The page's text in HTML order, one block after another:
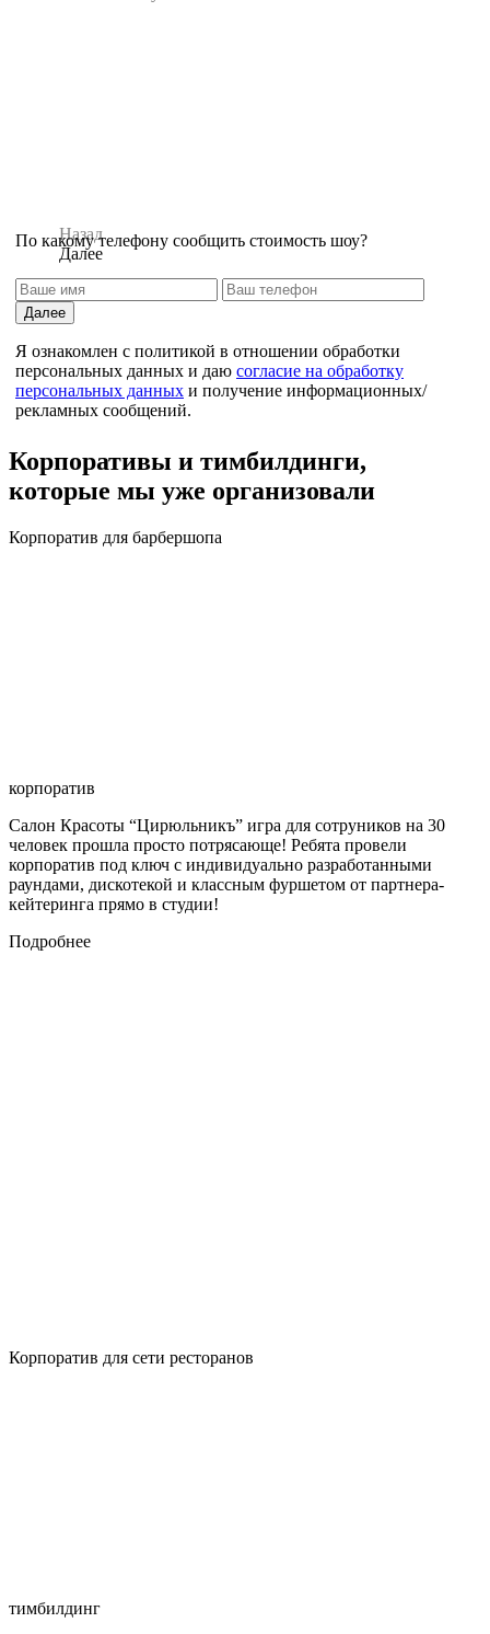
Назад
Далее
По какому телефону сообщить стоимость шоу?
Далее
Я ознакомлен с политикой в отношении обработки
персональных данных и даю согласие на обработку
персональных данных и получение информационных/
рекламных сообщений.
Корпоративы и тимбилдинги,
которые мы уже организовали
Корпоратив для барбершопа
корпоратив
Салон Красоты “Цирюльникъ” игра для сотруников на 30
человек прошла просто потрясающе! Ребята провели
корпоратив под ключ с индивидуально разработанными
раундами, дискотекой и классным фуршетом от партнера-
кейтеринга прямо в студии!
Подробнее
Корпоратив для сети ресторанов
тимбилдинг